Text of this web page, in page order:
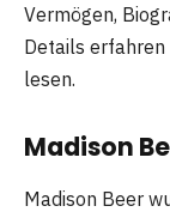
Vermögen,
Details erfahren
lesen.
Madison
Madison Beer